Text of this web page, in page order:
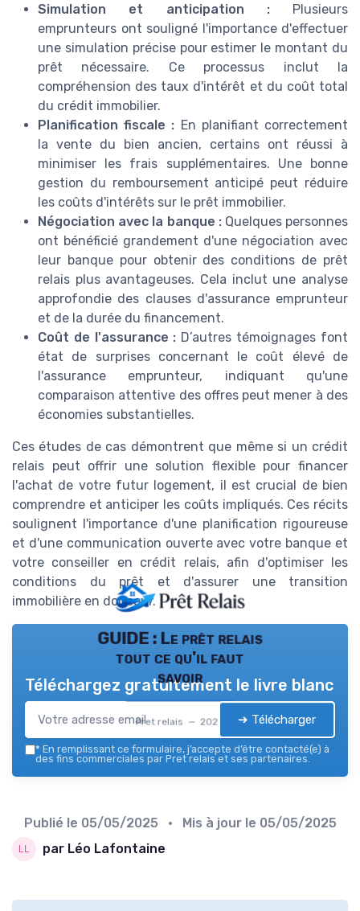
Simulation et anticipation :Plusieurs
emprunteurs ont souligné l'importance d'effectuer
une simulation précise pour estimer le montant du
prêt nécessaire. Ce processus inclut la
compréhension des taux d'intérêt et du coût total
du crédit immobilier.
Planification fiscale : En planifiant correctement
la vente du bien ancien, certains ont réussi à
minimiser les frais supplémentaires. Une bonne
gestion du remboursement anticipé peut réduire
les coûts d'intérêts sur le prêt immobilier.
Négociation avec la banque :Quelques personnes
ont bénéficié grandement d'une négociation avec
leur banque pour obtenir des conditions de prêt
relais plus avantageuses. Cela inclut une analyse
approfondie des clauses d'assurance emprunteur
et de la durée du financement.
Coût de l'assurance : D’autres témoignages font
état de surprises concernant le coût élevé de
l'assurance emprunteur, indiquant qu'une
comparaison attentive des offres peut mener à des
économies substantielles.
Ces études de cas démontrent que même si un crédit
relais peut offrir une solution flexible pour financer
l'achat de votre futur logement, il est crucial de bien
comprendre et anticiper les coûts impliqués. Ces récits
soulignent l'importance d'une planification rigoureuse
et d'une communication ouverte avec votre banque et
votre conseiller en crédit relais, afin d'optimiser les
conditions du prêt et d'assurer une transition
immobilière en douceur.
GUIDE : Le prêt relais
tout ce qu'il faut
savoir
Pret relais — 2026
Téléchargez gratuitement le livre blanc
➔ Télécharger
* En remplissant ce formulaire, j’accepte d’être contacté(e) à
des fins commerciales par Pret relais et ses partenaires.
Publié le 05/05/2025 • Mis à jour le 05/05/2025
par Léo Lafontaine